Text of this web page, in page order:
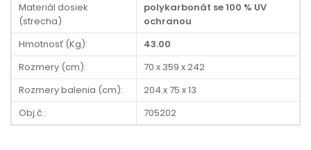
Materiál dosiek
(strecha)
polykarbonát se 100 % UV
ochranou
Hmotnosť (Kg):
43.00
Rozmery (cm):
70 x 359 x 242
Rozmery balenia (cm):
204 x 75 x 13
Obj.č.:
705202